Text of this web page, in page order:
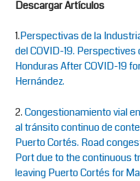
Descargar Artículos
1.Perspectivas de la
del COVID-19.
Honduras After COVID-19
Hernández.
2.Congestionamiento vial
al tránsito continuo de
Puerto Cortés. Road
Port due to the continuous
leaving Puerto Cortés for